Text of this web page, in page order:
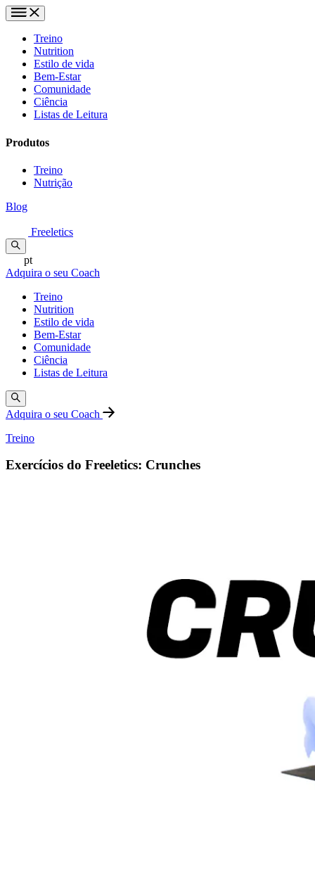
Treino
Nutrition
Estilo de vida
Bem-Estar
Comunidade
Ciência
Listas de Leitura
Produtos
Treino
Nutrição
Blog
Freeletics
pt
Adquira o seu Coach
Treino
Nutrition
Estilo de vida
Bem-Estar
Comunidade
Ciência
Listas de Leitura
Adquira o seu Coach
Treino
Exercícios do Freeletics: Crunches